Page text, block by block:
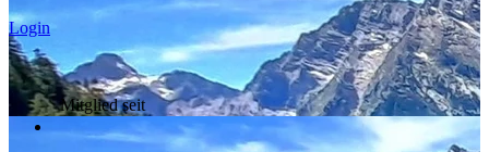
Login
Mitglied seit